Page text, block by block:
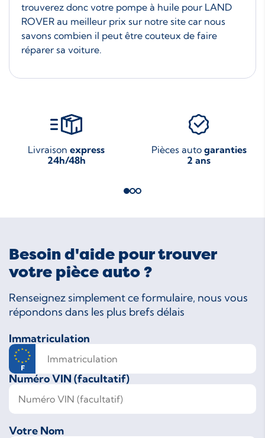
trouverez donc votre pompe à huile pour LAND
ROVER au meilleur prix sur notre site car nous
savons combien il peut être couteux de faire
réparer sa voiture.
Livraison express
24h/48h
Pièces auto garanties
2 ans
Besoin d'aide pour trouver
votre pièce auto ?
Renseignez simplement ce formulaire, nous vous
répondons dans les plus brefs délais
Immatriculation
Numéro VIN (facultatif)
Votre Nom